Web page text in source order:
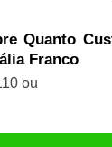
Quanto
Franco
ou